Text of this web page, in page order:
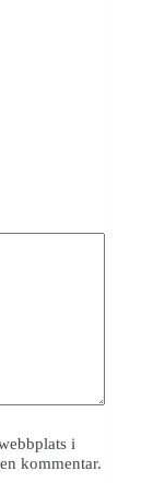
i
kommentar.